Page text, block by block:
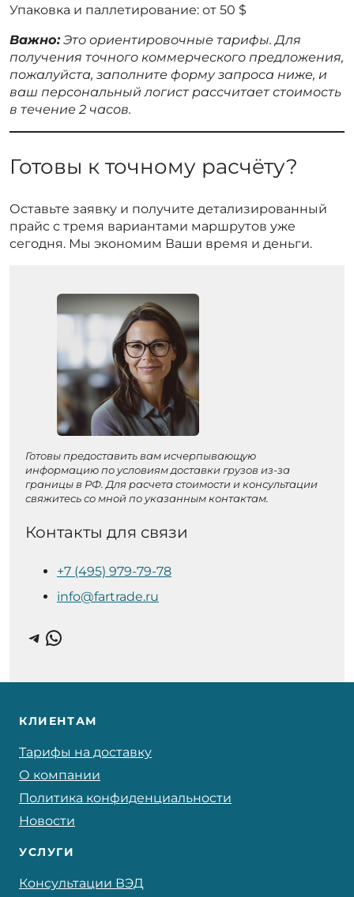
Упаковка и паллетирование: от 50 $
Важно:Это ориентировочные тарифы. Для
получения точного коммерческого предложения,
пожалуйста, заполните форму запроса ниже, и
ваш персональный логист рассчитает стоимость
в течение 2 часов.
Готовы к точному расчёту?
Оставьте заявку и получите детализированный
прайс с тремя вариантами маршрутов уже
сегодня. Мы экономим Ваши время и деньги.
Готовы предоставить вам исчерпывающую
информацию по условиям доставки грузов из-за
границы в РФ. Для расчета стоимости и консультации
свяжитесь со мной по указанным контактам.
Контакты для связи
+7 (495) 979-79-78
info@fartrade.ru
Telegram WhatsApp
КЛИЕНТАМ
Тарифы на доставку
О компании
Политика конфиденциальности
Новости
УСЛУГИ
Консультации ВЭД